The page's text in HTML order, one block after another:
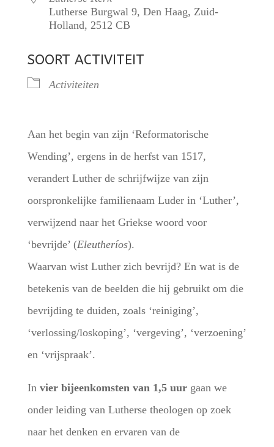
Lutherse Burgwal 9, Den Haag, Zuid-
Holland, 2512 CB
SOORT ACTIVITEIT
Activiteiten
Aan het begin van zijn ‘Reformatorische
Wending’, ergens in de herfst van 1517,
verandert Luther de schrijfwijze van zijn
oorspronkelijke familienaam Luder in ‘Luther’,
verwijzend naar het Griekse woord voor
‘bevrijde’ (Eleutheríos).
Waarvan wist Luther zich bevrijd? En wat is de
betekenis van de beelden die hij gebruikt om die
bevrijding te duiden, zoals ‘reiniging’,
‘verlossing/loskoping’, ‘vergeving’, ‘verzoening’
en ‘vrijspraak’.
In vier bijeenkomsten van 1,5 uurgaan we
onder leiding van Lutherse theologen op zoek
naar het denken en ervaren van de